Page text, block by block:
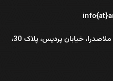
تهران، میدان ونک، خیابان ملاصدرا، خیابان پردیس، پلاک 30،